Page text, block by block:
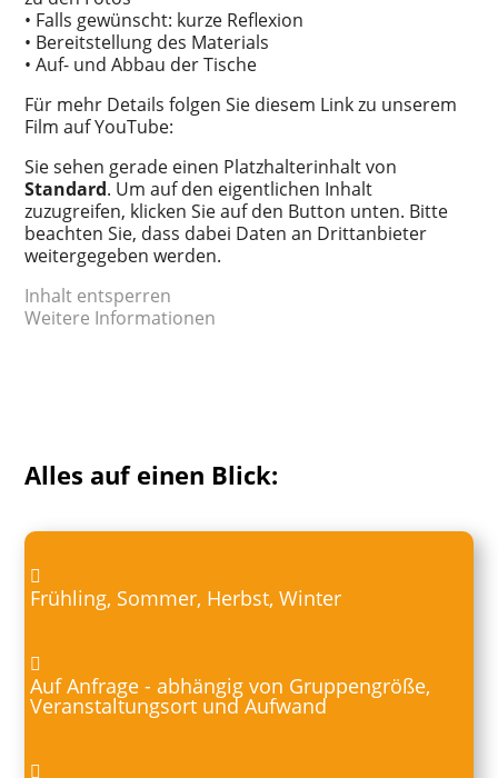
• Falls gewünscht: kurze Reflexion
• Bereitstellung des Materials
• Auf- und Abbau der Tische
Für mehr Details folgen Sie diesem Link zu unserem
Film auf YouTube:
Sie sehen gerade einen Platzhalterinhalt von
Standard. Um auf den eigentlichen Inhalt
zuzugreifen, klicken Sie auf den Button unten. Bitte
beachten Sie, dass dabei Daten an Drittanbieter
weitergegeben werden.
Inhalt entsperren
Weitere Informationen
Alles auf einen Blick:
Frühling, Sommer, Herbst, Winter
Auf Anfrage - abhängig von Gruppengröße,
Veranstaltungsort und Aufwand